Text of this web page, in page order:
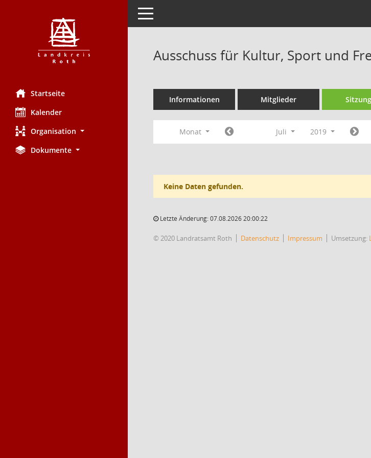
Startseite
Kalender
Organisation
Dokumente
Toggle navigation
Ausschuss für Kultur, Sport und
Informationen Mitglieder
Monat Juli 2019
Keine Daten gefunden.
Letzte Änderung: 07.08.2026 20:00:22
© 2020 Landratsamt Roth Datenschutz Impressum Umsetzung: